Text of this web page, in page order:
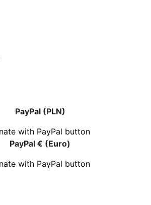
PayPal (PLN)
PayPal € (Euro)